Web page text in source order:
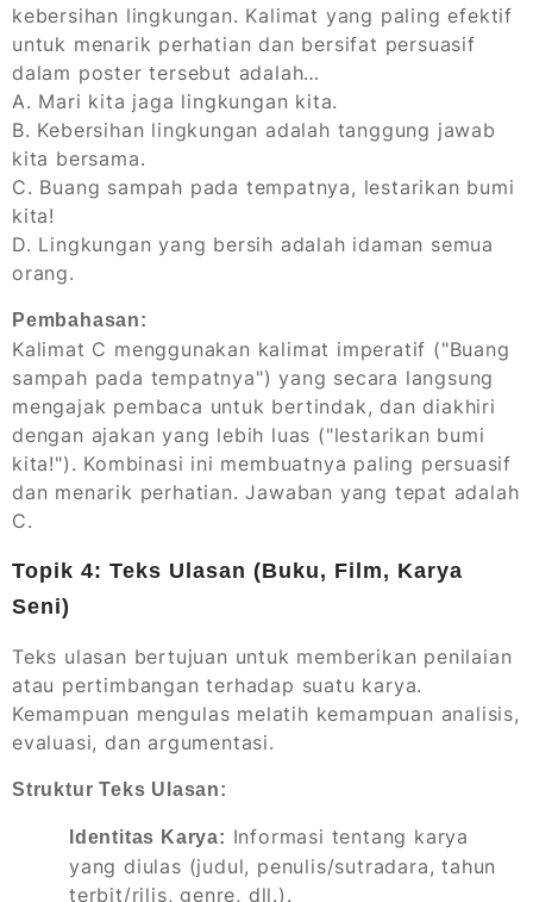
kebersihan lingkungan. Kalimat yang paling efektif
untuk menarik perhatian dan bersifat persuasif
dalam poster tersebut adalah…
A. Mari kita jaga lingkungan kita.
B. Kebersihan lingkungan adalah tanggung jawab
kita bersama.
C. Buang sampah pada tempatnya, lestarikan bumi
kita!
D. Lingkungan yang bersih adalah idaman semua
orang.
Pembahasan:
Kalimat C menggunakan kalimat imperatif ("Buang
sampah pada tempatnya") yang secara langsung
mengajak pembaca untuk bertindak, dan diakhiri
dengan ajakan yang lebih luas ("lestarikan bumi
kita!"). Kombinasi ini membuatnya paling persuasif
dan menarik perhatian. Jawaban yang tepat adalah
C.
Topik 4: Teks Ulasan (Buku, Film, Karya
Seni)
Teks ulasan bertujuan untuk memberikan penilaian
atau pertimbangan terhadap suatu karya.
Kemampuan mengulas melatih kemampuan analisis,
evaluasi, dan argumentasi.
Struktur Teks Ulasan:
Identitas Karya: Informasi tentang karya
yang diulas (judul, penulis/sutradara, tahun
terbit/rilis, genre, dll.).